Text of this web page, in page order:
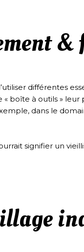
différentes
« boîte à outils »
dans le
signifier un